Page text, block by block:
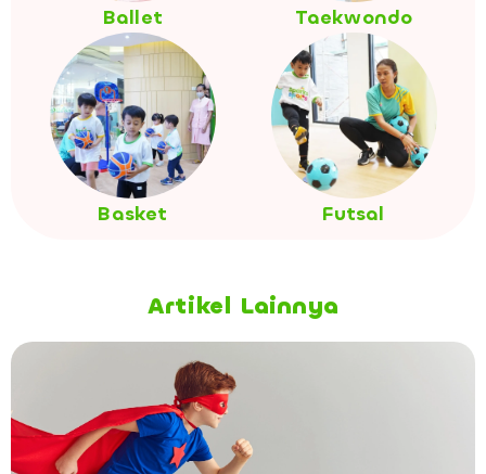
Ballet Taekwondo
Basket Futsal
Artikel Lainnya